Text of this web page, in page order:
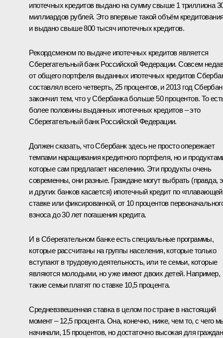
ипотечных кредитов выдано на сумму свыше 1 триллиона
миллиардов рублей. Это впервые такой объём
и выдано свыше 800 тысяч ипотечных кредитов.
Рекордсменом по выдаче ипотечных кредитов является
Сберегательный банк Российской Федерации. Совсем
от общего портфеля выданных ипотечных кредитов
составлял всего четверть, 25 процентов, и 2013 год
закончил тем, что у Сбербанка больше 50 процентов. То
более половины выданных ипотечных кредитов – это
Сберегательный банк Российской Федерации.
Должен сказать, что Сбербанк здесь не просто опережает
темпами наращивания кредитного портфеля, но и
которые сам предлагает населению. Эти продукты очень
современны, они разные. Граждане могут выбрать (правда,
и других банков касается) ипотечный кредит по
ставке или фиксированной, от 10 процентов
взноса до 30 лет погашения кредита.
И в Сберегательном банке есть специальные программы,
которые рассчитаны на группы населения, которые только
вступают в трудовую деятельность, или те семьи, которые
являются молодыми, но уже имеют двоих детей. Например,
такие семьи платят по ставке 10,5 процента.
Средневзвешенная ставка в целом по стране в настоящий
момент – 12,5 процента. Она, конечно, ниже, чем то, с чего
начинали, 15 процентов, но достаточно высокая для граждан